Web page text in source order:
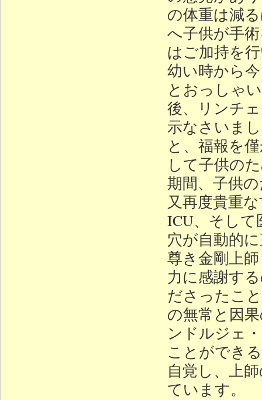
の体重は減
へ子供が手
はご加持を
幼い時から
とおっしゃ
後、リンチ
示なさいま
と、福報を
して子供の
期間、子供
又再度貴重
ICU、そして
穴が自動的
尊き金剛上
力に感謝す
ださったこ
の無常と因
ンドルジェ
ことができ
自覚し、上
ています。